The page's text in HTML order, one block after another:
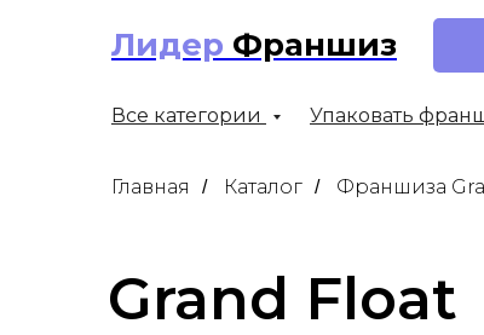
Лидер Франшиз
Все категории Упаковать
Главная / Каталог / Франшиза
Grand Float